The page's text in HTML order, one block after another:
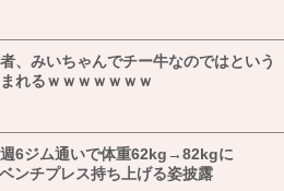
、みいちゃんでチー牛なのではという
れるｗｗｗｗｗｗｗ
6ジム通いで体重62kg→82kgに
ンチプレス持ち上げる姿披露